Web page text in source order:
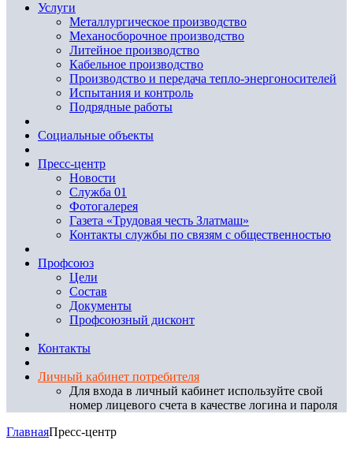
Услуги
Металлургическое производство
Механосборочное производство
Литейное производство
Кабельное производство
Производство и передача тепло-энергоносителей
Испытания и контроль
Подрядные работы
Социальные объекты
Пресс-центр
Новости
Служба 01
Фотогалерея
Газета «Трудовая честь Златмаш»
Контакты службы по связям с общественностью
Профсоюз
Цели
Состав
Документы
Профсоюзный дисконт
Контакты
Личный кабинет потребителя
Для входа в личный кабинет используйте свой
номер лицевого счета в качестве логина и пароля
ГлавнаяПресс-центр